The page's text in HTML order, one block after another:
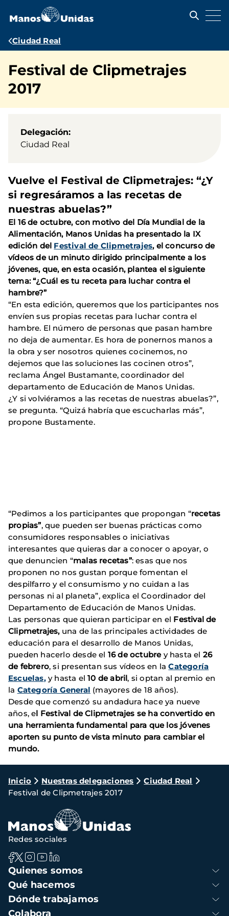
contenido
Ruta
navegación
Ciudad Real
Festival de Clipmetrajes
2017
Delegación
Ciudad Real
Vuelve el Festival de Clipmetrajes: “¿Y
si regresáramos a las recetas de
nuestras abuelas?”
El 16 de octubre, con motivo del Día Mundial de la
Alimentación, Manos Unidas ha presentado la IX
edición del Festival de Clipmetrajes, el concurso de
vídeos de un minuto dirigido principalmente a los
jóvenes, que, en esta ocasión, plantea el siguiente
tema: “¿Cuál es tu receta para luchar contra el
hambre?”
“En esta edición, queremos que los participantes nos
envíen sus propias recetas para luchar contra el
hambre. El número de personas que pasan hambre
no deja de aumentar. Es hora de ponernos manos a
la obra y ser nosotros quienes cocinemos, no
dejemos que las soluciones las cocinen otros”,
reclama Ángel Bustamante, coordinador del
departamento de Educación de Manos Unidas.
¿Y si volviéramos a las recetas de nuestras abuelas?”,
se pregunta. “Quizá habría que escucharlas más”,
propone Bustamente.
“Pedimos a los participantes que propongan “recetas
propias”, que pueden ser buenas prácticas como
consumidores responsables o iniciativas
interesantes que quieras dar a conocer o apoyar, o
que denuncien “malas recetas”: esas que nos
proponen no nos gustan porque fomentan el
despilfarro y el consumismo y no cuidan a las
personas ni al planeta”, explica el Coordinador del
Departamento de Educación de Manos Unidas.
Las personas que quieran participar en el Festival de
Clipmetrajes,una de las principales actividades de
educación para el desarrollo de Manos Unidas,
pueden hacerlo desde el 16 de octubrey hasta el 26
de febrero, si presentan sus vídeos en laCategoría
Escuelas,y hasta el10 de abril, si optan al premio en
la Categoría General (mayores de 18 años).
Desde que comenzó su andadura hace ya nueve
años, el Festival de Clipmetrajes se ha convertido en
una herramienta fundamental para que los jóvenes
aporten su punto de vista minuto para cambiar el
mundo.
Ruta
de
navegación
Inicio Nuestras delegaciones
Ciudad Real
Festival de Clipmetrajes 2017
Navegación
principal
Quienes somos
Qué hacemos
Dónde trabajamos
Colabora
Redes sociales